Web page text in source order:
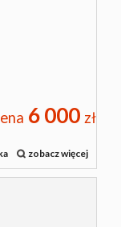
6 000 zł
zobacz więcej